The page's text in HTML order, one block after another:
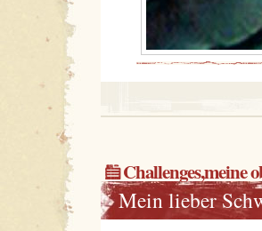
Challenges,meine
Mein lieber